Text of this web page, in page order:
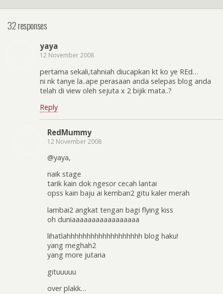
32 responses
yaya
12 November 2008
pertama sekali,tahniah diucapkan kt ko ye REd…
ni nk tanye la..ape perasaan anda selepas blog anda
telah di view oleh sejuta x 2 bijik mata..?
Reply
RedMummy
12 November 2008
@yaya,
naik stage
tarik kain dok ngesor cecah lantai
opss kain baju ai kemban2 gitu kaler merah
lambai2 angkat tengan bagi flying kiss
oh duniaaaaaaaaaaaaaaaaa
lihatlahhhhhhhhhhhhhhhhhhh blog haku!
yang meghah2
yang more jutaria
gituuuuu
over plakk…